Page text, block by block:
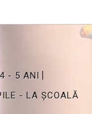
4 - 5 ANI
- LA ȘCOALĂ